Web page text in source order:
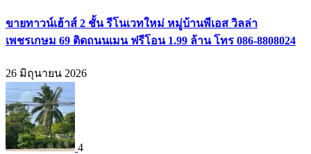
ขายทาวน์เฮ้าส์ 2 ชั้น รีโนเวทใหม่ หมู่บ้านพีเอส วิลล่า
เพชรเกษม 69 ติดถนนเมน ฟรีโอน 1.99 ล้าน โทร 086-8808024
26 มิถุนายน 2026
4